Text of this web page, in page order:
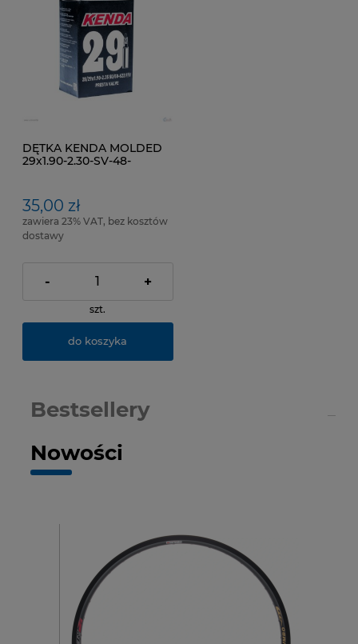
DĘTKA KENDA MOLDED
29x1.90-2.30-SV-48-
35,00 zł
zawiera 23% VAT, bez kosztów
dostawy
- +
szt.
do koszyka
Nowości
Bestsellery